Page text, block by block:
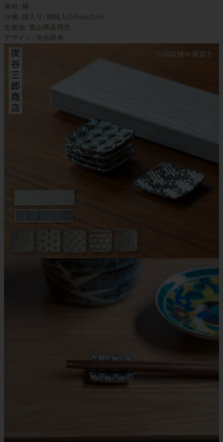
素材: 錫
仕様: 袋入り/桐箱入(5Psetのみ)
生産地: 富山県高岡市
デザイン: 炭谷政孝